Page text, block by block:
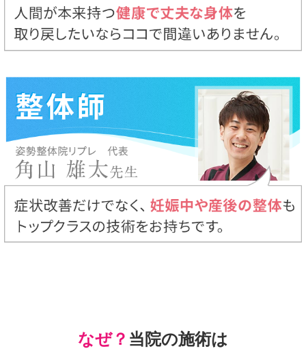
なぜ？ 当院の施術は